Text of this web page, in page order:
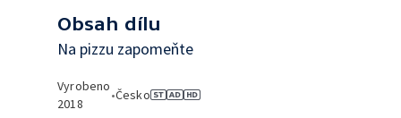
Obsah dílu
Na pizzu zapomeňte
Vyrobeno
2018
•Česko